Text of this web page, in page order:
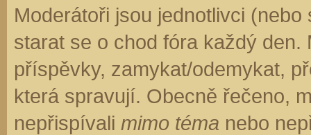
Moderátoři jsou jednotlivci
starat se o chod fóra každý
příspěvky, zamykat/odemykat,
která spravují. Obecně řečeno,
nepřispívali mimo téma nebo